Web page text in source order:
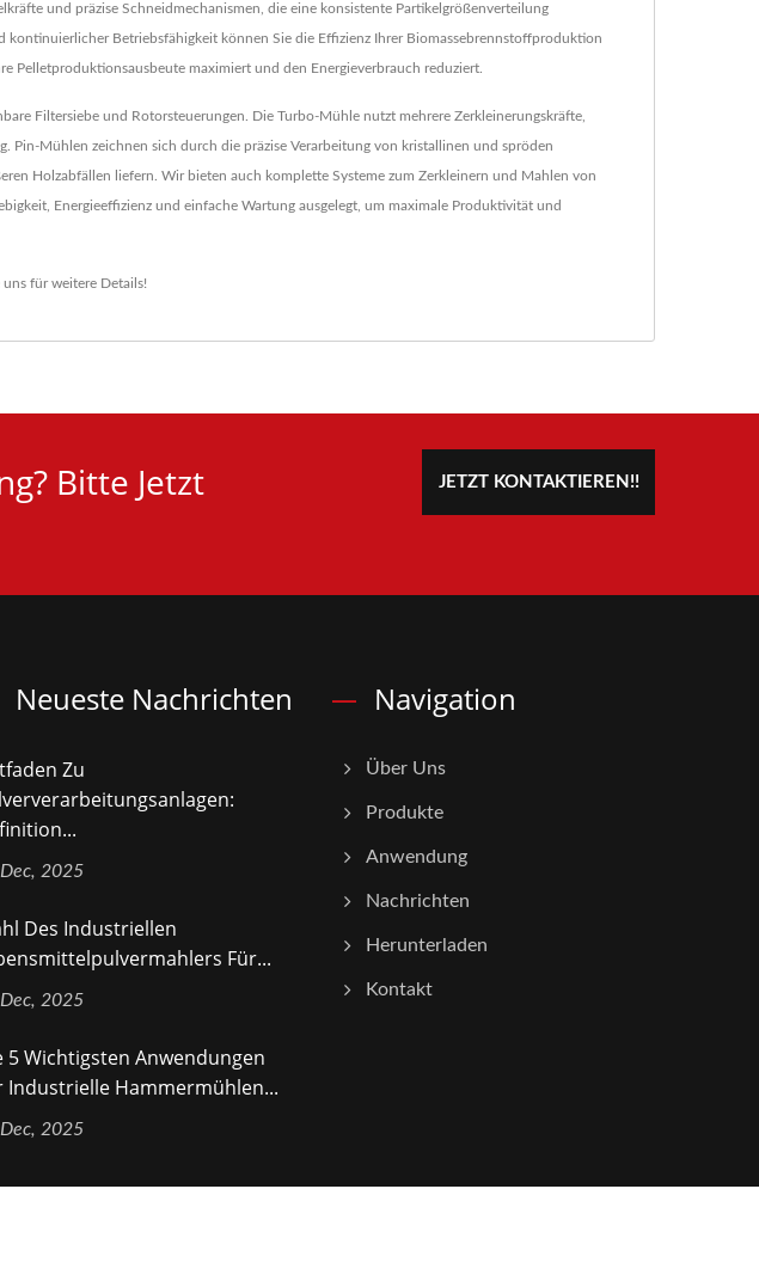
und präzise Schneidmechanismen, die eine konsistente Partikelgrößenverteilung
Betriebsfähigkeit können Sie die Effizienz Ihrer Biomassebrennstoffproduktion
maximiert und den Energieverbrauch reduziert.
Filtersiebe und Rotorsteuerungen. Die Turbo-Mühle nutzt mehrere Zerkleinerungskräfte,
Mühlen zeichnen sich durch die präzise Verarbeitung von kristallinen und spröden
Holzabfällen liefern. Wir bieten auch komplette Systeme zum Zerkleinern und Mahlen von
Energieeffizienz und einfache Wartung ausgelegt, um maximale Produktivität und
uns für weitere Details!
Bitte Jetzt
JETZT KONTAKTIEREN!!
Neueste Nachrichten
Zu
2025
Des Industriellen
Für...
2025
5 Wichtigsten Anwendungen
Industrielle Hammermühlen...
2025
Navigation
Über Uns
Produkte
Anwendung
Nachrichten
Herunterladen
Kontakt